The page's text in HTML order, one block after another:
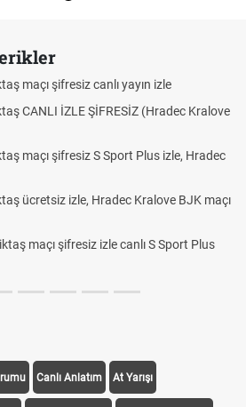
maçı şifresiz canlı yayın izle
CANLI İZLE ŞİFRESİZ (Hradec Kralove
maçı şifresiz S Sport Plus izle, Hradec
ücretsiz izle, Hradec Kralove BJK maçı
maçı şifresiz izle canlı S Sport Plus
Canlı Anlatım At Yarışı